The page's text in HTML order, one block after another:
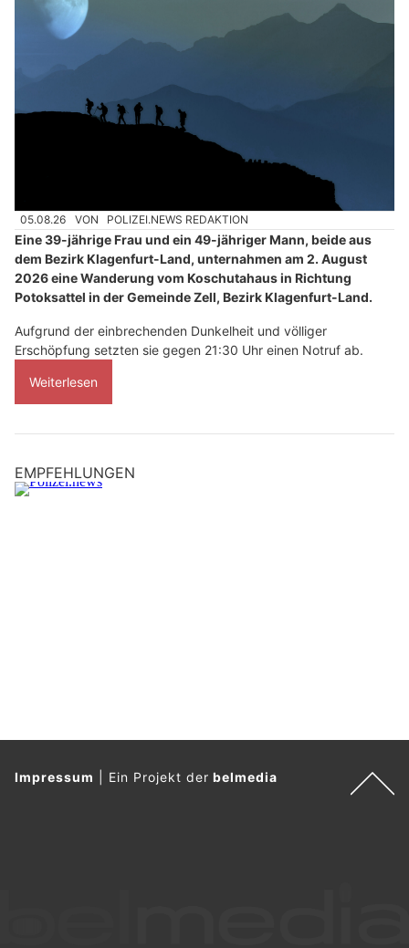
05.08.26 VON POLIZEI.NEWS REDAKTION
Eine 39-jährige Frau und ein 49-jähriger Mann, beide aus
dem Bezirk Klagenfurt-Land, unternahmen am 2. August
2026 eine Wanderung vom Koschutahaus in Richtung
Potoksattel in der Gemeinde Zell, Bezirk Klagenfurt-Land.
Aufgrund der einbrechenden Dunkelheit und völliger
Erschöpfung setzten sie gegen 21:30 Uhr einen Notruf ab.
Weiterlesen
EMPFEHLUNGEN
Impressum Ein Projekt derbelmedia